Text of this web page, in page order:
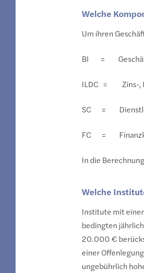
Welche
Um ihren
BI =
ILDC = Zins-,
SC =
FC =
In die
Welche
Institute mit
bedingten
20.000 €
einer
ungebührlich